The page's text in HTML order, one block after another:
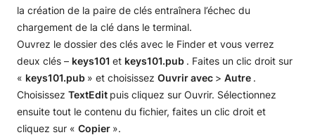
la création de la paire de clés entraînera l’échec du
chargement de la clé dans le terminal.
Ouvrez le dossier des clés avec le Finder et vous verrez
deux clés – keys101 et keys101.pub . Faites un clic droit sur
« keys101.pub » et choisissez Ouvrir avec > Autre .
Choisissez TextEdit puis cliquez sur Ouvrir. Sélectionnez
ensuite tout le contenu du fichier, faites un clic droit et
cliquez sur « Copier ».